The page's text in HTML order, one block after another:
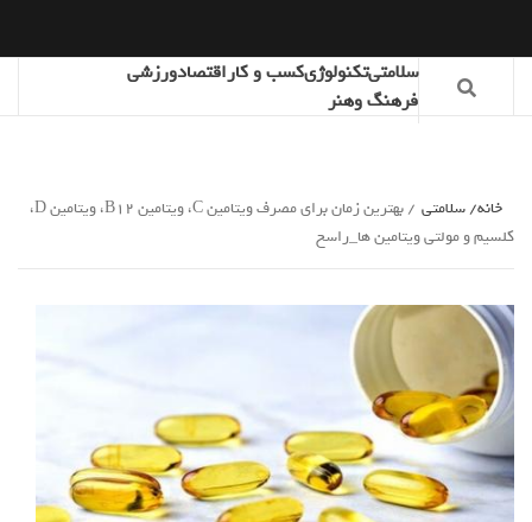
سلامتیتکنولوژیکسب و کاراقتصادورزشی
فرهنگ وهنر
خانه سلامتی
بهترین زمان برای مصرف ویتامین C، ویتامین B۱۲، ویتامین D،
کلسیم و مولتی ویتامین ها_راسخ